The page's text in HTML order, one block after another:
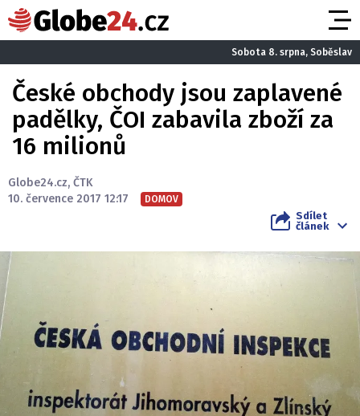
Sobota 8. srpna, Soběslav
České obchody jsou zaplavené
padělky, ČOI zabavila zboží za
16 milionů
Globe24.cz, ČTK
10. července 2017 12:17
DOMOV
Sdílet
článek